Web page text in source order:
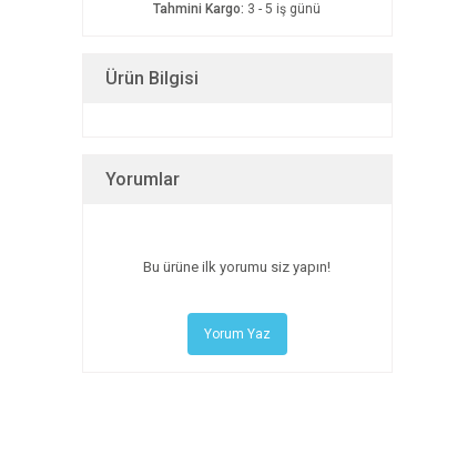
Tahmini Kargo: 3 - 5 iş günü
Ürün Bilgisi
Yorumlar
Bu ürüne ilk yorumu siz yapın!
Yorum Yaz